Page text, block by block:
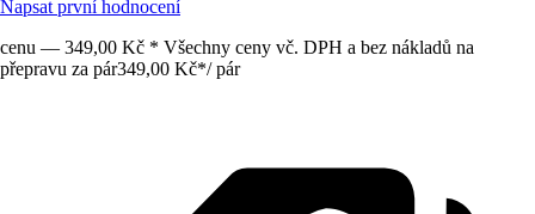
Napsat první hodnocení
cenu — 349,00 Kč * Všechny ceny vč. DPH a bez nákladů na
přepravu za pár349,00 Kč*/ pár